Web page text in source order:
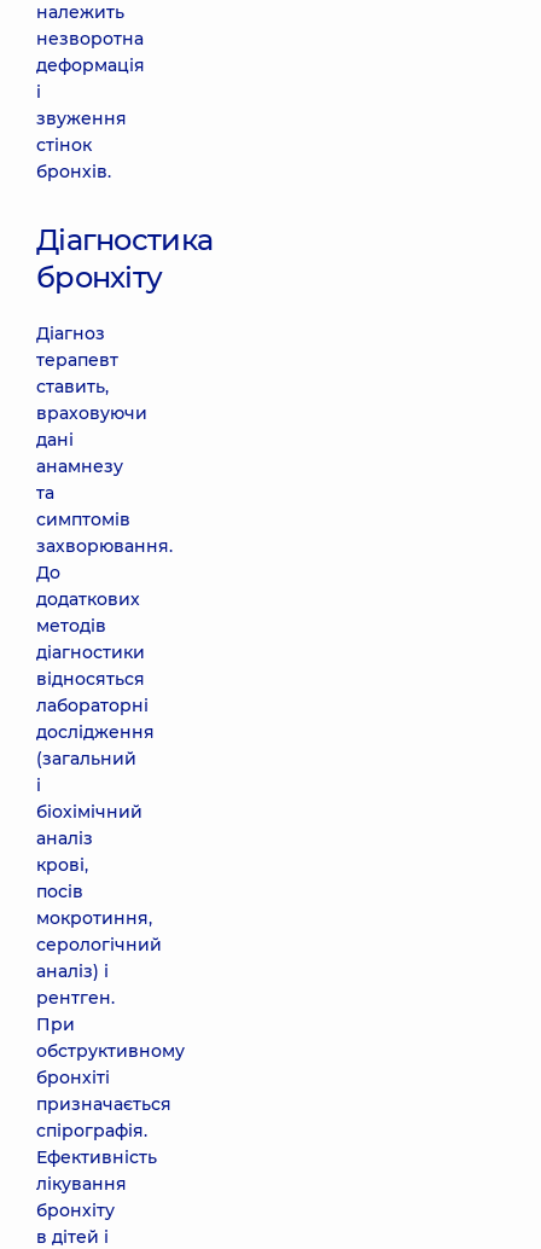
належить
незворотна
деформація
і
звуження
стінок
бронхів.
Діагностика
бронхіту
Діагноз
терапевт
ставить,
враховуючи
дані
анамнезу
та
симптомів
захворювання.
До
додаткових
методів
діагностики
відносяться
лабораторні
дослідження
(загальний
і
біохімічний
аналіз
крові,
посів
мокротиння,
серологічний
аналіз) і
рентген.
При
обструктивному
бронхіті
призначається
спірографія.
Ефективність
лікування
бронхіту
в дітей і